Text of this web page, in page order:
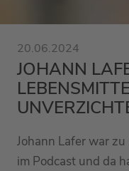
20.06.2024
JOHANN
Johann Lafer war
im Podcast und da